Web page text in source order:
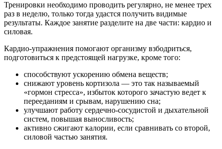
Тренировки необходимо проводить регулярно, не менее трех
раз в неделю, только тогда удастся получить видимые
результаты. Каждое занятие разделите на две части: кардио и
силовая.
Кардио-упражнения помогают организму взбодриться,
подготовиться к предстоящей нагрузке, кроме того:
способствуют ускорению обмена веществ;
снижают уровень кортизола — это так называемый
«гормон стресса», избыток которого зачастую ведет к
перееданиям и срывам, нарушению сна;
улучшают работу сердечно-сосудистой и дыхательной
систем, повышая выносливость;
активно сжигают калории, если сравнивать со второй,
силовой частью занятия.